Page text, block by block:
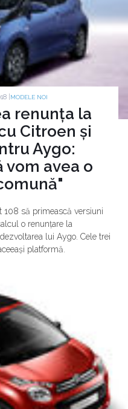
| MODELE NOI
renunța la
Citroen și
Aygo:
vom avea o
108 să primească versiuni
o renunțare la
lui Aygo. Cele trei
platformă.